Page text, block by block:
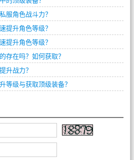
服角色战斗力？
提升角色等级？
提升角色等级？
存在吗？如何获取？
升战力？
等级与获取顶级装备？